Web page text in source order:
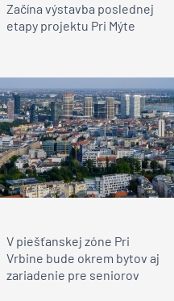
Začína výstavba poslednej
etapy projektu Pri Mýte
V piešťanskej zóne Pri
Vrbine bude okrem bytov aj
zariadenie pre seniorov